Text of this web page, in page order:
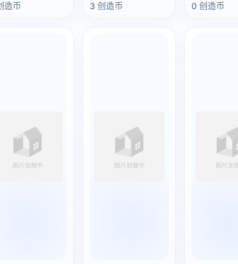
造币 3 创造币 0 创造币